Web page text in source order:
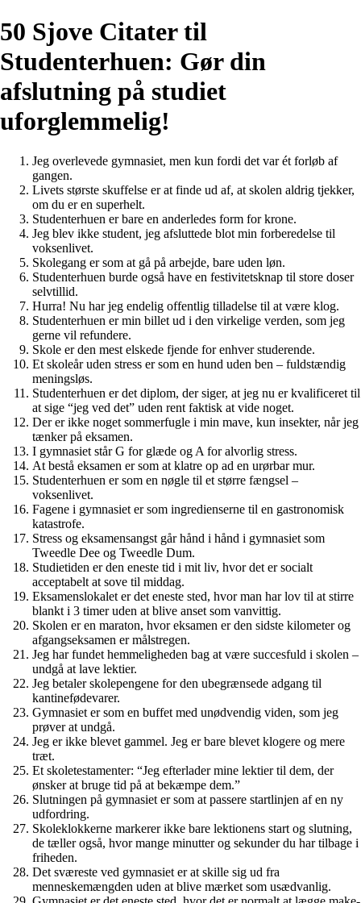
50 Sjove Citater til
Studenterhuen: Gør din
afslutning på studiet
uforglemmelig!
Jeg overlevede gymnasiet, men kun fordi det var ét forløb af
gangen.
Livets største skuffelse er at finde ud af, at skolen aldrig tjekker,
om du er en superhelt.
Studenterhuen er bare en anderledes form for krone.
Jeg blev ikke student, jeg afsluttede blot min forberedelse til
voksenlivet.
Skolegang er som at gå på arbejde, bare uden løn.
Studenterhuen burde også have en festivitetsknap til store doser
selvtillid.
Hurra! Nu har jeg endelig offentlig tilladelse til at være klog.
Studenterhuen er min billet ud i den virkelige verden, som jeg
gerne vil refundere.
Skole er den mest elskede fjende for enhver studerende.
Et skoleår uden stress er som en hund uden ben – fuldstændig
meningsløs.
Studenterhuen er det diplom, der siger, at jeg nu er kvalificeret til
at sige “jeg ved det” uden rent faktisk at vide noget.
Der er ikke noget sommerfugle i min mave, kun insekter, når jeg
tænker på eksamen.
I gymnasiet står G for glæde og A for alvorlig stress.
At bestå eksamen er som at klatre op ad en urørbar mur.
Studenterhuen er som en nøgle til et større fængsel –
voksenlivet.
Fagene i gymnasiet er som ingredienserne til en gastronomisk
katastrofe.
Stress og eksamensangst går hånd i hånd i gymnasiet som
Tweedle Dee og Tweedle Dum.
Studietiden er den eneste tid i mit liv, hvor det er socialt
acceptabelt at sove til middag.
Eksamenslokalet er det eneste sted, hvor man har lov til at stirre
blankt i 3 timer uden at blive anset som vanvittig.
Skolen er en maraton, hvor eksamen er den sidste kilometer og
afgangseksamen er målstregen.
Jeg har fundet hemmeligheden bag at være succesfuld i skolen –
undgå at lave lektier.
Jeg betaler skolepengene for den ubegrænsede adgang til
kantinefødevarer.
Gymnasiet er som en buffet med unødvendig viden, som jeg
prøver at undgå.
Jeg er ikke blevet gammel. Jeg er bare blevet klogere og mere
træt.
Et skoletestamenter: “Jeg efterlader mine lektier til dem, der
ønsker at bruge tid på at bekæmpe dem.”
Slutningen på gymnasiet er som at passere startlinjen af ​​en ny
udfordring.
Skoleklokkerne markerer ikke bare lektionens start og slutning,
de tæller også, hvor mange minutter og sekunder du har tilbage i
friheden.
Det sværeste ved gymnasiet er at skille sig ud fra
menneskemængden uden at blive mærket som usædvanlig.